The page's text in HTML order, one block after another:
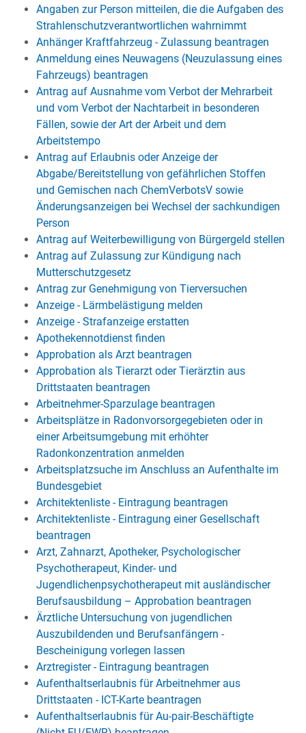
Angaben zur Person mitteilen, die die Aufgaben des
Strahlenschutzverantwortlichen wahrnimmt
Anhänger Kraftfahrzeug - Zulassung beantragen
Anmeldung eines Neuwagens (Neuzulassung eines
Fahrzeugs) beantragen
Antrag auf Ausnahme vom Verbot der Mehrarbeit
und vom Verbot der Nachtarbeit in besonderen
Fällen, sowie der Art der Arbeit und dem
Arbeitstempo
Antrag auf Erlaubnis oder Anzeige der
Abgabe/Bereitstellung von gefährlichen Stoffen
und Gemischen nach ChemVerbotsV sowie
Änderungsanzeigen bei Wechsel der sachkundigen
Person
Antrag auf Weiterbewilligung von Bürgergeld stellen
Antrag auf Zulassung zur Kündigung nach
Mutterschutzgesetz
Antrag zur Genehmigung von Tierversuchen
Anzeige - Lärmbelästigung melden
Anzeige - Strafanzeige erstatten
Apothekennotdienst finden
Approbation als Arzt beantragen
Approbation als Tierarzt oder Tierärztin aus
Drittstaaten beantragen
Arbeitnehmer-Sparzulage beantragen
Arbeitsplätze in Radonvorsorgegebieten oder in
einer Arbeitsumgebung mit erhöhter
Radonkonzentration anmelden
Arbeitsplatzsuche im Anschluss an Aufenthalte im
Bundesgebiet
Architektenliste - Eintragung beantragen
Architektenliste - Eintragung einer Gesellschaft
beantragen
Arzt, Zahnarzt, Apotheker, Psychologischer
Psychotherapeut, Kinder- und
Jugendlichenpsychotherapeut mit ausländischer
Berufsausbildung – Approbation beantragen
Ärztliche Untersuchung von jugendlichen
Auszubildenden und Berufsanfängern -
Bescheinigung vorlegen lassen
Arztregister - Eintragung beantragen
Aufenthaltserlaubnis für Arbeitnehmer aus
Drittstaaten - ICT-Karte beantragen
Aufenthaltserlaubnis für Au-pair-Beschäftigte